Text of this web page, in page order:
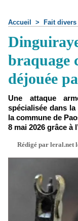
Accueil > Fait divers
braquage
déjouée
Une attaque
spécialisée dans
la commune de
8 mai 2026 grâce à
Rédigé par leral.net